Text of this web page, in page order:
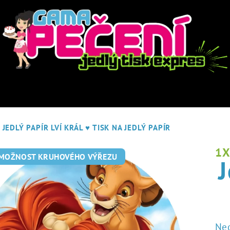
JEDLÝ PAPÍR LVÍ KRÁL♥ TISK NA JEDLÝ PAPÍR
1X
KRUHOVÉHO VÝŘEZU